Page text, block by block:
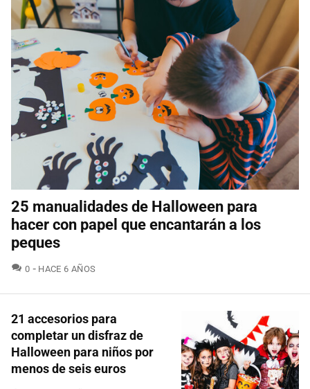
25 manualidades de Halloween para
hacer con papel que encantarán a los
peques
0 COMENTARIOS
HACE 6 AÑOS
21 accesorios para
completar un disfraz de
Halloween para niños por
menos de seis euros